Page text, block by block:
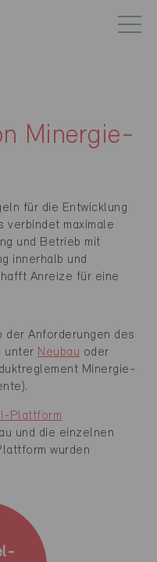
Minergie-
für die Entwicklung
verbindet maximale
und Betrieb mit
innerhalb und
Anreize für eine
der Anforderungen des
unter Neubau oder
Minergie-
Plattform
und die einzelnen
wurden